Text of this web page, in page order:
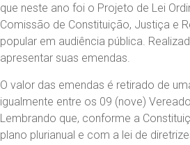
que neste ano foi o Projeto de Lei
Comissão de Constituição, Justiça e
popular em audiência pública.
apresentar suas emendas.
O valor das emendas é retirado de
igualmente entre os 09 (nove)
Lembrando que, conforme a
plano plurianual e com a lei de